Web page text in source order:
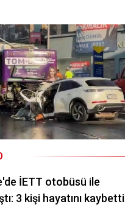
İETT otobüsü ile
3 kişi hayatını kaybetti